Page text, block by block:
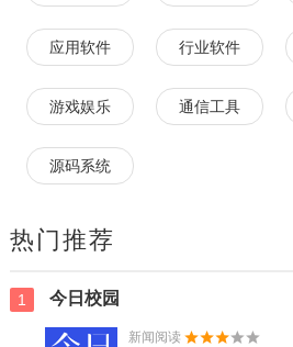
应用软件 行业软件
游戏娱乐 通信工具
源码系统
热门推荐
1 今日校园
新闻阅读